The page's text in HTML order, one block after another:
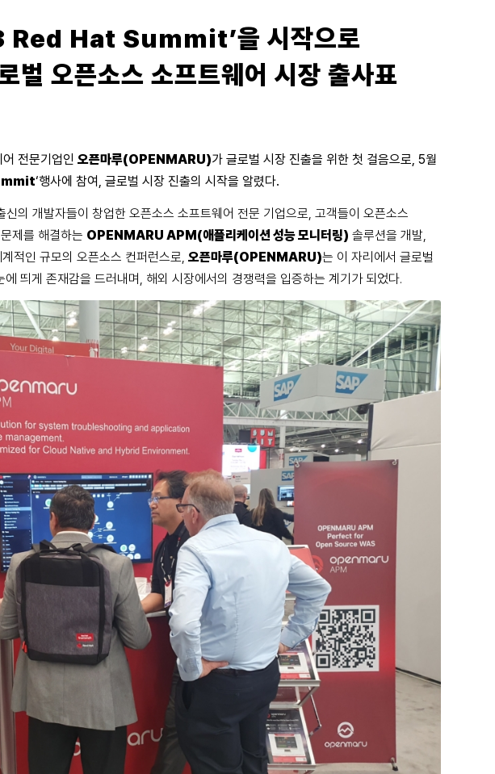
Red Hat Summit’을 시작으로
벌 오픈소스 소프트웨어 시장 출사표
전문기업인 오픈마루(OPENMARU)가 글로벌 시장 진출을 위한 첫 걸음으로, 5월
‘행사에 참여, 글로벌 시장 진출의 시작을 알렸다.
신의 개발자들이 창업한 오픈소스 소프트웨어 전문 기업으로, 고객들이 오픈소스
문제를 해결하는 OPENMARU APM(애플리케이션 성능 모니터링) 솔루션을 개발,
계적인 규모의 오픈소스 컨퍼런스로, 오픈마루(OPENMARU)는 이 자리에서 글로벌
띄게 존재감을 드러내며, 해외 시장에서의 경쟁력을 입증하는 계기가 되었다.